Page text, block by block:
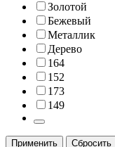
Золотой
Бежевый
Металлик
Дерево
164
152
173
149
Применить Сбросить